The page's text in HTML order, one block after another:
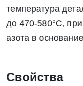
температура
до 470-580°С,
азота в
Свойства
Заявка